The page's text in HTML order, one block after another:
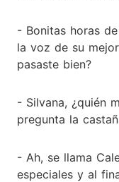
- Bonitas horas
la voz de su
pasaste bien?
- Silvana, ¿quién
pregunta la
- Ah, se llama
especiales y al